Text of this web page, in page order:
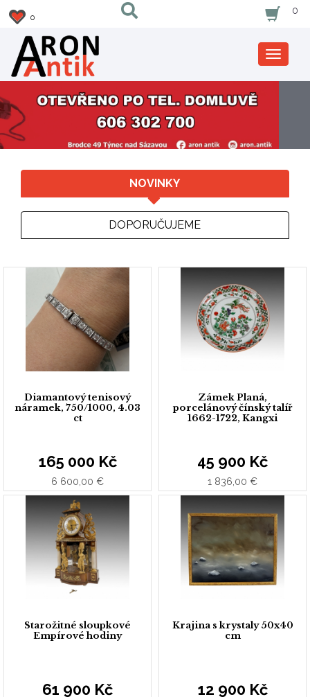
0
0
Zobrazit
nabidku
NOVINKY
DOPORUČUJEME
Diamantový tenisový
náramek, 750/1000, 4.03
ct
165 000 Kč
6 600,00 €
Zámek Planá,
porcelánový čínský talíř
1662-1722, Kangxi
45 900 Kč
1 836,00 €
Starožitné sloupkové
Empírové hodiny
61 900 Kč
Krajina s krystaly 50x40
cm
12 900 Kč